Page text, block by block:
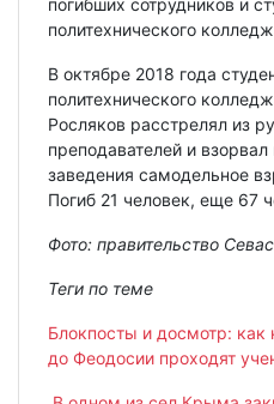
погибших сотрудников и
политехнического
В октябре 2018 года
политехнического
Росляков расстрелял из
преподавателей и взорвал
заведения самодельное
Погиб 21 человек, еще 67
Фото: правительство
Теги по теме
Блокпосты и досмотр:
до Феодосии проходят